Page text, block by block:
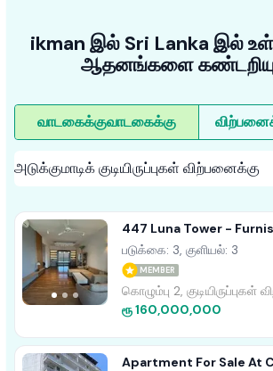
ikman இல் Sri Lanka இல்
ஆதனங்களை
வாடகைக்குவாடகைக்கு
447 Luna Tower -
For Sale A37770
படுக்கை: 3, குளியல்: 3
MEMBER
கொழும்பு 2, குடியிருப்புகள்
ரூ 160,000,000
Apartment For Sale At